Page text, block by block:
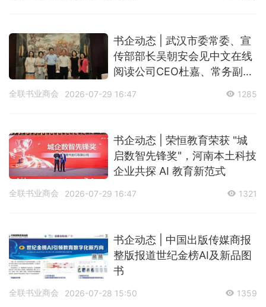
书企动态 | 武汉市委常委、宣
传部部长吴朝安会见中文在线
阅读公司CEO杜嘉、常务副总
全联书业商会 2026-07-29 16:47 1285
书企动态 | 荣恒教育荣获 "城
启数智先锋奖"，河南本土科技
企业共探 AI 教育新范式
全联书业商会 2026-07-29 16:47 1321
书企动态 | 中国出版传媒商报
整版报道世纪金榜AI及新品图
书
全联书业商会 2026-07-28 15:50 1359